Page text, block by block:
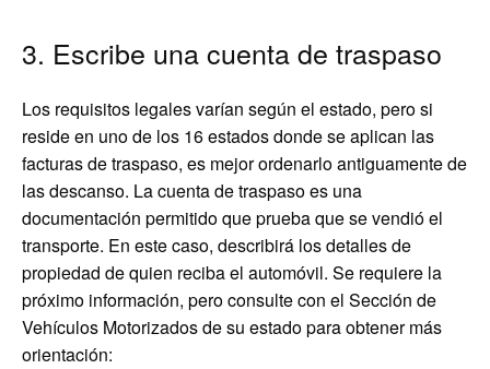
3. Escribe una cuenta de traspaso
Los requisitos legales varían según el estado, pero si
reside en uno de los 16 estados donde se aplican las
facturas de traspaso, es mejor ordenarlo antiguamente de
las descanso. La cuenta de traspaso es una
documentación permitido que prueba que se vendió el
transporte. En este caso, describirá los detalles de
propiedad de quien reciba el automóvil. Se requiere la
próximo información, pero consulte con el Sección de
Vehículos Motorizados de su estado para obtener más
orientación: